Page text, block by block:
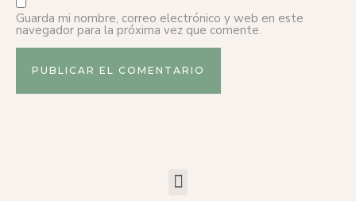
Guarda mi nombre, correo electrónico y web en este
navegador para la próxima vez que comente.